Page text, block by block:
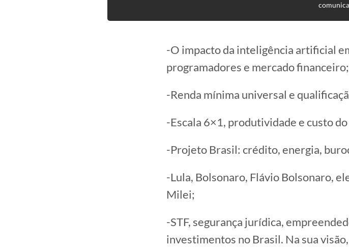
-O impacto da inteligência artificial
programadores e mercado financeiro;
-Renda mínima universal e
-Escala 6×1, produtividade e custo
-Projeto Brasil: crédito, energia,
-Lula, Bolsonaro, Flávio Bolsonaro,
Milei;
-STF, segurança jurídica,
investimentos no Brasil. Na sua